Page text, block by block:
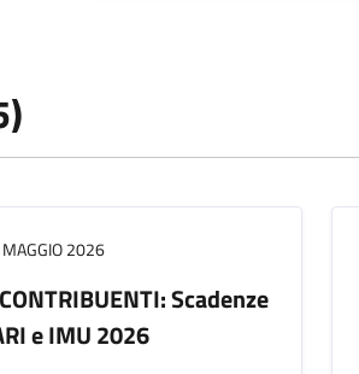
2026
Scadenze
e IMU 2026